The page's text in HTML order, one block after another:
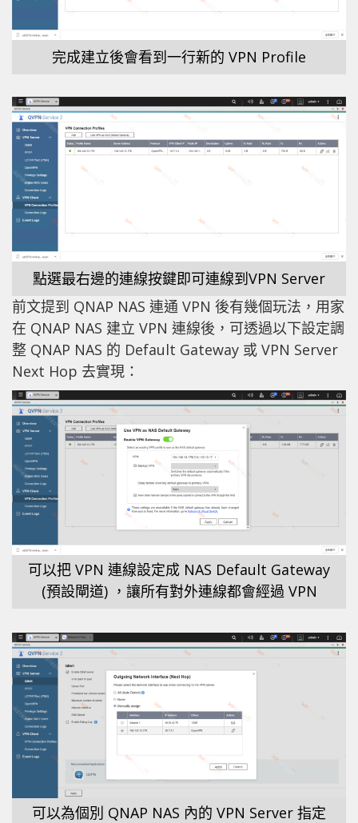
完成建立後會看到一行新的 VPN Profile
點選最右邊的連線按鍵即可連線到VPN Server
前文提到 QNAP NAS 連通 VPN 後有幾個玩法，用家
在 QNAP NAS 建立 VPN 連線後，可透過以下設定調
整 QNAP NAS 的 Default Gateway 或 VPN Server
Next Hop 去實現：
可以把 VPN 連線設定成 NAS Default Gateway
(預設閘道) ，讓所有對外連線都會經過 VPN
可以為個別 QNAP NAS 內的 VPN Server 指定